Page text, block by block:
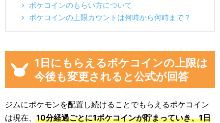
ポケコインのもらい方について
ポケコインの上限カウントは何時から何時まで？
1日にもらえるポケコインの上限は
今後も変更されると公式が回答
ジムにポケモンを配置し続けることでもらえるポケコイン
は現在、 10分経過ごとに1ポケコインが貯まっていき、1日